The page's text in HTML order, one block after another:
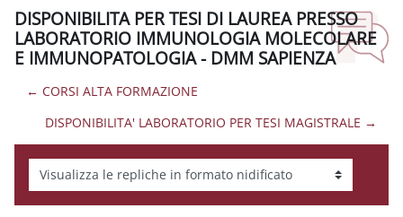
DISPONIBILITA PER TESI DI LAUREA PRESSO
LABORATORIO IMMUNOLOGIA MOLECOLARE
E IMMUNOPATOLOGIA - DMM SAPIENZA
← CORSI ALTA FORMAZIONE
DISPONIBILITA' LABORATORIO PER TESI MAGISTRALE →
Modalità visualizzazione